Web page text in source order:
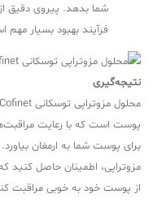
شما بدهد. پیروی دقیق
فرآیند بهبود بسیار مهم
نتیجه‌گیری
پوست است که با رعایت
برای پوست شما به ارمغان
مزوتراپی، اطمینان حاصل کنید
از پوست خود به خوبی مراقبت